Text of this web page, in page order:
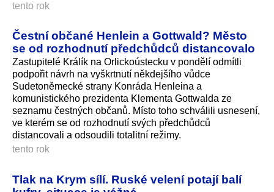
tento rok
Čestní občané Henlein a Gottwald? Město
se od rozhodnutí předchůdců distancovalo
Zastupitelé Králík na Orlickoústecku v pondělí odmítli
podpořit návrh na vyškrtnutí někdejšího vůdce
Sudetoněmecké strany Konráda Henleina a
komunistického prezidenta Klementa Gottwalda ze
seznamu čestných občanů. Místo toho schválili usnesení,
ve kterém se od rozhodnutí svých předchůdců
distancovali a odsoudili totalitní režimy.
tento rok
Tlak na Krym sílí. Ruské velení potají balí